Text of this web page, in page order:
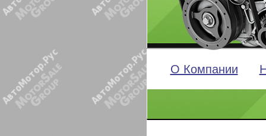
О Компании